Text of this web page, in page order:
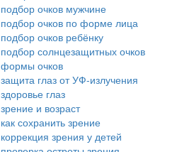
подбор очков мужчине
подбор очков по форме лица
подбор очков ребёнку
подбор солнцезащитных очков
формы очков
защита глаз от УФ-излучения
здоровье глаз
зрение и возраст
как сохранить зрение
коррекция зрения у детей